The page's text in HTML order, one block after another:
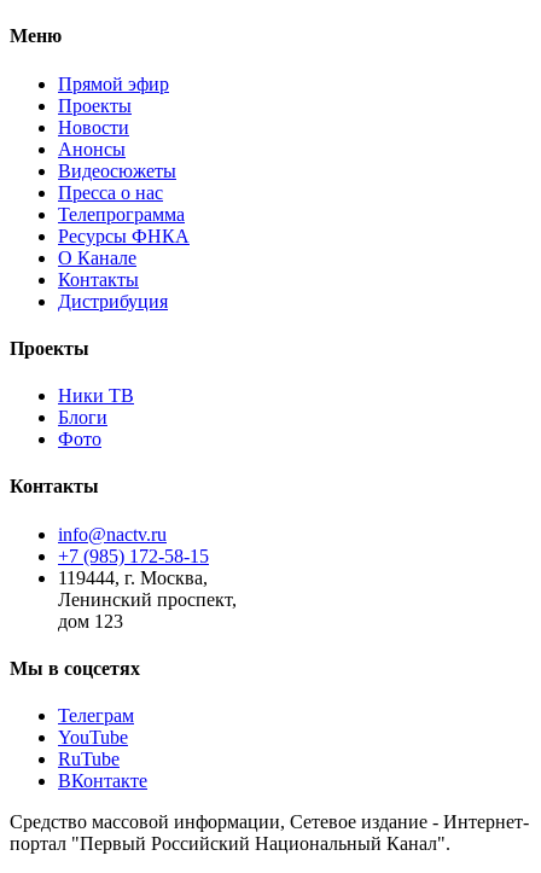
Меню
Прямой эфир
Проекты
Новости
Анонсы
Видеосюжеты
Пресса о нас
Телепрограмма
Ресурсы ФНКА
О Канале
Контакты
Дистрибуция
Проекты
Ники ТВ
Блоги
Фото
Контакты
info@nactv.ru
+7 (985) 172-58-15
119444, г. Москва,
Ленинский проспект,
дом 123
Мы в соцсетях
Телеграм
YouTube
RuTube
ВКонтакте
Средство массовой информации, Сетевое издание - Интернет-
портал "Первый Российский Национальный Канал".